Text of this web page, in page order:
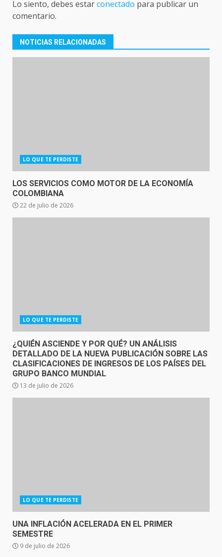
Lo siento, debes estarconectado para publicar un
comentario.
NOTICIAS RELACIONADAS
LO QUE TE PERDISTE
LOS SERVICIOS COMO MOTOR DE LA ECONOMÍA
COLOMBIANA
22 de julio de 2026
LO QUE TE PERDISTE
¿QUIÉN ASCIENDE Y POR QUÉ? UN ANÁLISIS
DETALLADO DE LA NUEVA PUBLICACIÓN SOBRE LAS
CLASIFICACIONES DE INGRESOS DE LOS PAÍSES DEL
GRUPO BANCO MUNDIAL
13 de julio de 2026
LO QUE TE PERDISTE
UNA INFLACIÓN ACELERADA EN EL PRIMER
SEMESTRE
9 de julio de 2026